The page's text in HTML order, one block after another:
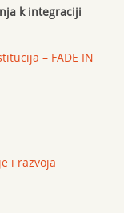
k integraciji
– FADE IN
i razvoja